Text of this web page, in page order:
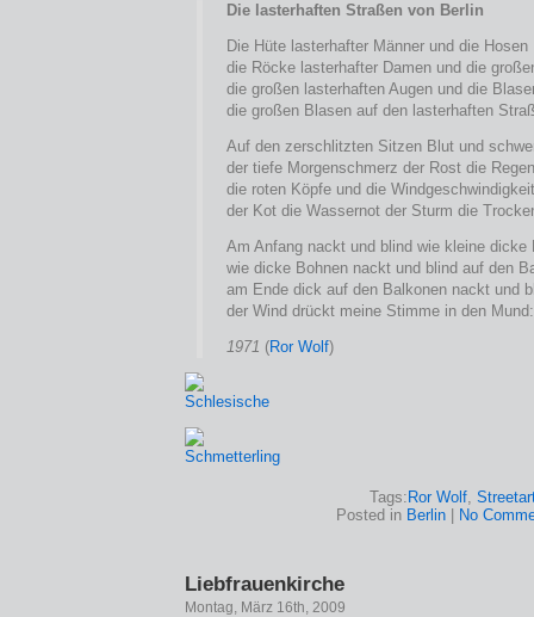
Die lasterhaften Straßen von Berlin
Die Hüte lasterhafter Männer und die Hosen
die Röcke lasterhafter Damen und die
die großen lasterhaften Augen und die
die großen Blasen auf den lasterhaften
Auf den zerschlitzten Sitzen Blut und
der tiefe Morgenschmerz der Rost die
die roten Köpfe und die
der Kot die Wassernot der Sturm die
Am Anfang nackt und blind wie kleine dicke
wie dicke Bohnen nackt und blind auf den
am Ende dick auf den Balkonen nackt und
der Wind drückt meine Stimme in den
1971 (Ror Wolf)
Tags: Ror Wolf,
Posted in Berlin| No
Liebfrauenkirche
Montag, März 16th, 2009